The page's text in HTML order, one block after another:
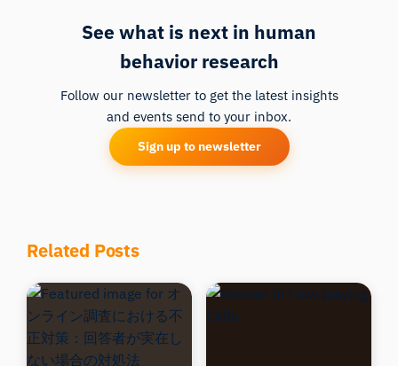
See what is next in human
behavior research
Follow our newsletter to get the latest insights
and events send to your inbox.
Sign up to newsletter
Related Posts